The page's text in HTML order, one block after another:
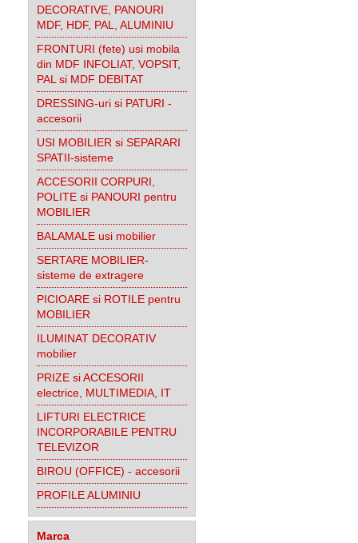
DECORATIVE, PANOURI
MDF, HDF, PAL, ALUMINIU
FRONTURI (fete) usi mobila
din MDF INFOLIAT, VOPSIT,
PAL si MDF DEBITAT
DRESSING-uri si PATURI -
accesorii
USI MOBILIER si SEPARARI
SPATII-sisteme
ACCESORII CORPURI,
POLITE si PANOURI pentru
MOBILIER
BALAMALE usi mobilier
SERTARE MOBILIER-
sisteme de extragere
PICIOARE si ROTILE pentru
MOBILIER
ILUMINAT DECORATIV
mobilier
PRIZE si ACCESORII
electrice, MULTIMEDIA, IT
LIFTURI ELECTRICE
INCORPORABILE PENTRU
TELEVIZOR
BIROU (OFFICE) - accesorii
PROFILE ALUMINIU
Marca